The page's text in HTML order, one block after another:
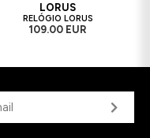
LORUS
RELÓGIO LORUS
109.00 EUR